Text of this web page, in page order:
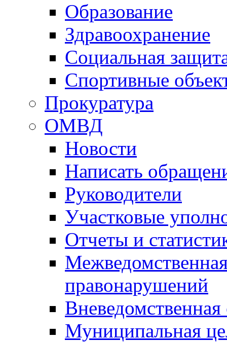
Образование
Здравоохранение
Социальная
Спортивные
Прокуратура
ОМВД
Новости
Написать
Руководители
Участковые
Отчеты и
правонарушений
Вневедомственная
Муниципальная